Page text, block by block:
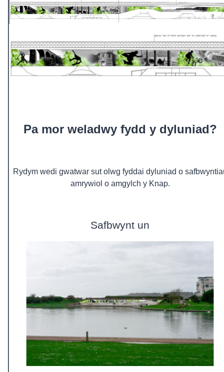
Pa mor weladwy fydd y dyluniad?
Rydym wedi gwatwar sut olwg fyddai dyluniad o
amrywiol o amgylch y Knap.
Safbwynt un